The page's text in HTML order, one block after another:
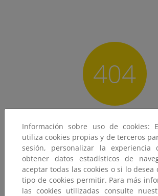
404
No encontramos lo
El contenido que ha solicitado no existe o no
momento.
Quizás pueda encontrarlo con el
Información sobre uso de cookies:
utiliza cookies propias y de terceros
sesión, personalizar la
obtener datos estadísticos de
aceptar todas las cookies o si lo desea
tipo de cookies permitir. Para más
las cookies utilizadas consulte